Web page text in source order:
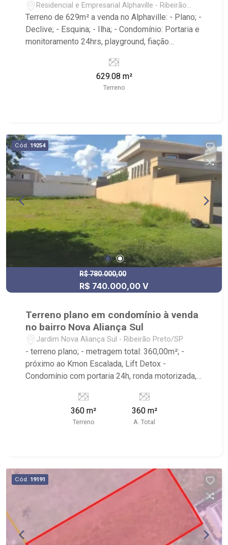
Residencial e Empresarial Alphaville - Ribeirão
Preto/SP
Terreno de 629m² a venda no Alphaville: - Plano; -
Declive; - Esquina; - Ilha; - Condomínio: Portaria e
monitoramento 24hrs, playground, fiação
Quadras de tênis, Beach Tênis, Piscina,
Academia, Playground, Cinema, Espaço gourmet,
salão de festas, quadra poliesportiva e diversos
629.08 m²
Terreno
Cód. 19254
R$ 780.000,00
R$ 740.000,00 V
Terreno plano em condomínio à venda
no bairro Nova Aliança Sul
Jardim Nova Aliança Sul - Ribeirão Preto/SP
- terreno plano; - metragem total: 360,00m²; -
próximo ao Kmon Escalada, Lift Detox -
Condomínio com portaria 24h, ronda motorizada,
esportes, playground, academia ao ar livre e
salão de festas; - próximo ao Kmon Escalada, Lift
360 m²
Terreno
360 m²
A. Total
Cód. 19191